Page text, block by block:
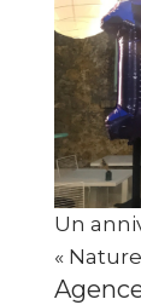
Un
«